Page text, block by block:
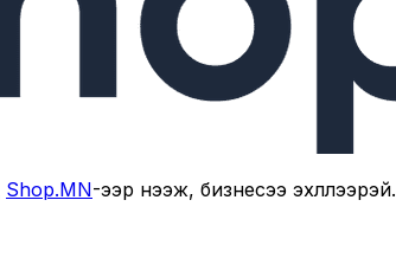
Shop.MN-ээр нээж, бизнесээ эхлүүлээрэй.